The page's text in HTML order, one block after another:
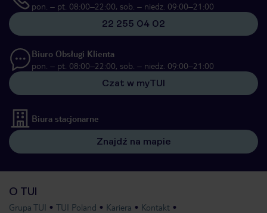
pon. – pt. 08:00–22:00, sob. – niedz. 09:00–21:00
22 255 04 02
Biuro Obsługi Klienta
pon. – pt. 08:00–22:00, sob. – niedz. 09:00–21:00
Czat w myTUI
Biura stacjonarne
Znajdź na mapie
O TUI
Grupa TUI TUI Poland Kariera
Kontakt